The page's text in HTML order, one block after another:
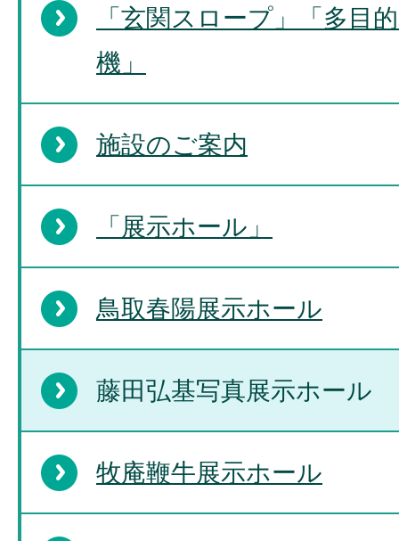
「玄関スロープ」「多目
機」
施設のご案内
「展示ホール」
鳥取春陽展示ホール
藤田弘基写真展示ホール
牧庵鞭牛展示ホール